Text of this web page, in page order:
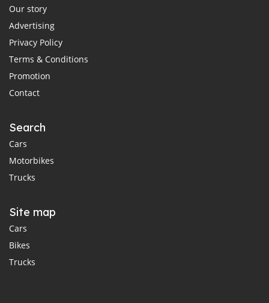
Our story
Advertising
Privacy Policy
Terms & Conditions
Promotion
Contact
Search
Cars
Motorbikes
Trucks
Site map
Cars
Bikes
Trucks